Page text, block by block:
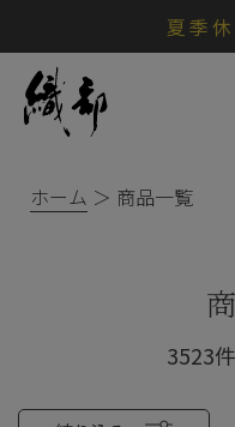
夏季
ホーム 商品一覧
3523